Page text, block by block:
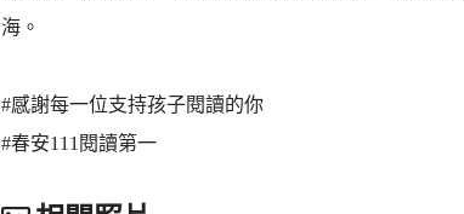
海。
#感謝每一位支持孩子閱讀的你
#春安111閱讀第一